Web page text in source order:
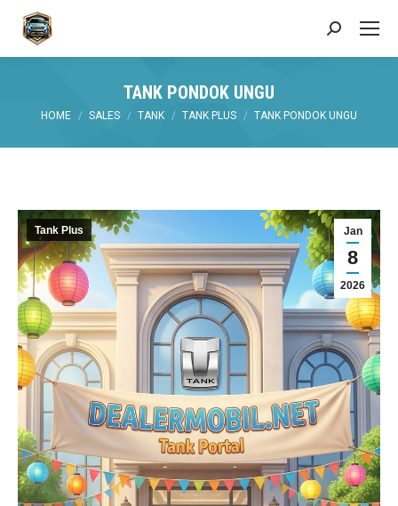
Search:
TANK PONDOK UNGU
You are here:
HOME SALES TANK TANK PLUS TANK PONDOK UNGU
Jan
8
2026
Tank Plus